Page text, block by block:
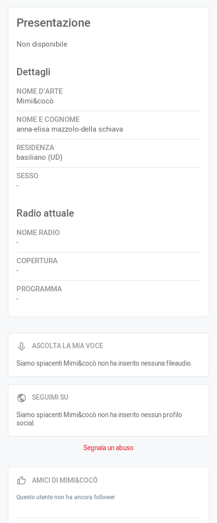
ASCOLTA LA MIA VOCE
Siamo spiacenti Mimi&cocò non ha inserito nessuna fileaudio.
SEGUIMI SU
Siamo spiacenti Mimi&cocò non ha inserito nessun profilo
social.
Segnala un abuso
Presentazione
Non disponibile
Dettagli
NOME D’ARTE
Mimi&cocò
NOME E COGNOME
anna-elisa mazzolo-della schiava
RESIDENZA
basiliano (UD)
SESSO
-
Radio attuale
NOME RADIO
-
COPERTURA
-
PROGRAMMA
-
AMICI DI MIMI&COCÒ
Questo utente non ha ancora follower.